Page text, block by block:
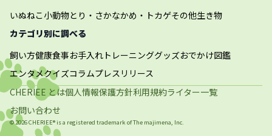
いぬねこ小動物とり・さかなかめ・トカゲその他生き物
カテゴリ別に調べる
飼い方健康食事お手入れ トレーニンググッズおでかけ図鑑
エンタメクイズコラムプレスリリース
CHERIEE とは個人情報保護方針利用規約ライター一覧
お問い合わせ
©2026CHERIEE® is a registered trademark of The majimena, Inc.